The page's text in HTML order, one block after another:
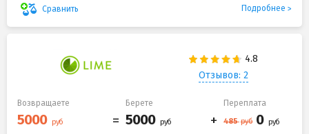
Сравнить Подробнее
Отзывов: 2
Возвращаете Берете Переплата